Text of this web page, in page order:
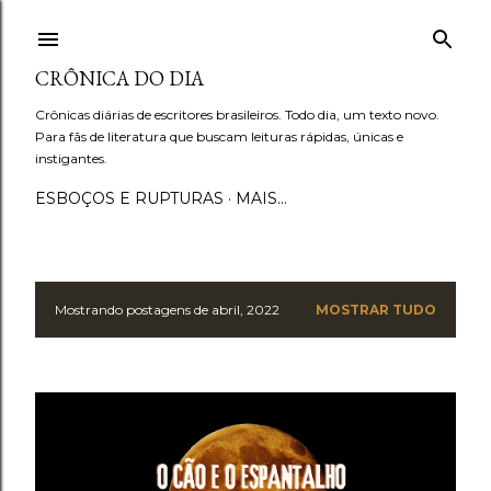
CRÔNICA DO DIA
Crônicas diárias de escritores brasileiros. Todo dia, um texto novo.
Para fãs de literatura que buscam leituras rápidas, únicas e
instigantes.
ESBOÇOS E RUPTURAS MAIS…
PMostrando postagens de abril, 2022 MOSTRAR TUDO